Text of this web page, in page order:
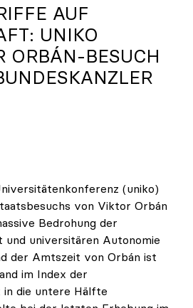
AUF
UNIKO
ORBÁN-BESUCH
(uniko)
von Viktor Orbán
Bedrohung der
und universitären Autonomie
der Amtszeit von Orbán ist
im Index der
die untere Hälfte